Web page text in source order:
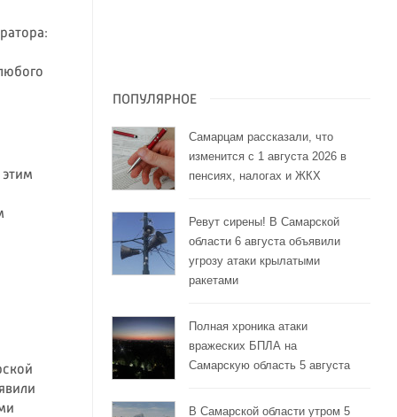
этим
ПОПУЛЯРНОЕ
Самарцам рассказали, что
изменится с 1 августа 2026 в
пенсиях, налогах и ЖКХ
Ревут сирены! В Самарской
области 6 августа объявили
угрозу атаки крылатыми
ракетами
Полная хроника атаки
вражеских БПЛА на
Самарскую область 5 августа
В Самарской области утром 5